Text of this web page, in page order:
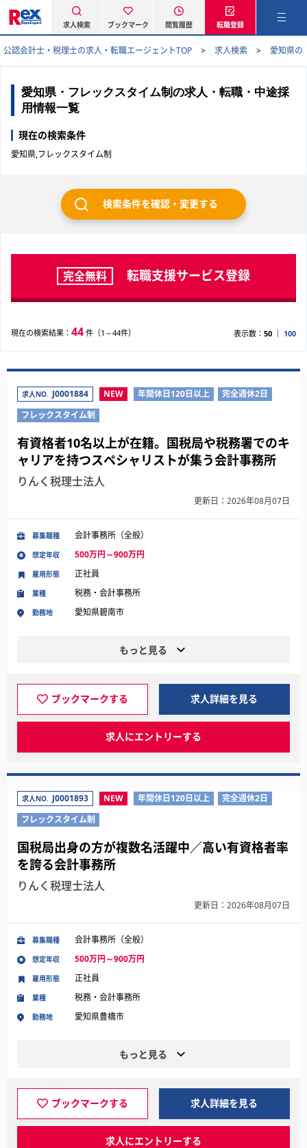
求人検索 ブックマーク 閲覧履歴 転職登録
公認会計士・税理士の求人・転職エージェントTOP 求人検索 愛知県の
愛知県・フレックスタイム制の求人・転職・中途採
用情報一覧
現在の検索条件
愛知県,フレックスタイム制
検索条件を確認・変更する
完全無料 転職支援サービス登録
現在の検索結果： 44 件（1～44件） 表示数： 50 100
求人NO. J0001884 NEW 年間休日120日以上
完全週休2日
フレックスタイム制
有資格者10名以上が在籍。国税局や税務署でのキ
ャリアを持つスペシャリストが集う会計事務所
りんく税理士法人
更新日：2026年08月07日
募集職種 会計事務所（全般）
想定年収 500万円～900万円
業種 税務・会計事務所
勤務地 愛知県碧南市
雇用形態 正社員
もっと見る
ブックマークする 求人詳細を見る
求人にエントリーする
求人NO. J0001893 NEW 年間休日120日以上
完全週休2日
フレックスタイム制
国税局出身の方が複数名活躍中／高い有資格者率
を誇る会計事務所
りんく税理士法人
更新日：2026年08月07日
募集職種 会計事務所（全般）
想定年収 500万円～900万円
業種 税務・会計事務所
勤務地 愛知県豊橋市
雇用形態 正社員
もっと見る
ブックマークする 求人詳細を見る
求人にエントリーする